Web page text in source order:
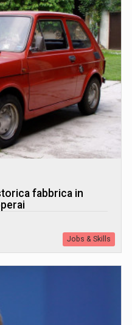
fabbrica in
Jobs & Skills